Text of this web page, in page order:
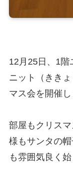
12月25日、1階
ニット（きき
マス会を開催し
部屋もクリス
様もサンタの
も雰囲気良く始